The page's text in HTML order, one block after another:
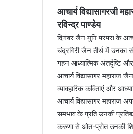
आचार्य विद्यासागरजी
रविन्द्र पाण्डेय
दिगंबर जैन मुनि परंपरा के
चंद्रगिरी जैन तीर्थ में उनका
गहन आध्यात्मिक अंतर्दृष्टि
आचार्य विद्यासागर
व्यावहारिक कविताएं और
आचार्य विद्यासागर
समभाव के प्रति उनकी
करुणा से ओत-प्रोत उनकी